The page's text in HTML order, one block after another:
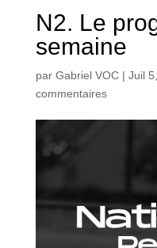
N2. Le
semaine
par Gabriel VOC| Juil
commentaires